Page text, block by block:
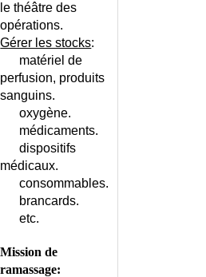
DOSSIER
le théâtre des
opérations.
Gérer les stocks:
matériel de
perfusion, produits
sanguins.
oxygène.
médicaments.
dispositifs
médicaux.
consommables.
brancards.
etc.
Mission de
ramassage: